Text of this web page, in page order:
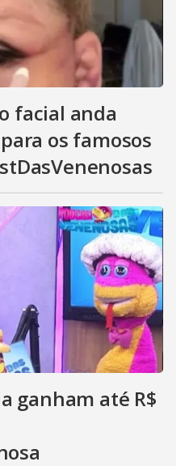
facial anda
os famosos
ganham até R$